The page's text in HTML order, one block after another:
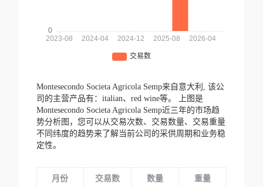
Montesecondo Societa Agricola Semp来自意大利, 该公
司的主营产品有：italian、red wine等。
上图是
Montesecondo Societa Agricola Semp近三年的市场趋
势分析图，您可以从交易次数、交易数量、交易重量
不同纬度的趋势来了解当前公司的采供周期和业务稳
定性。
月份 交易数 数量 重量